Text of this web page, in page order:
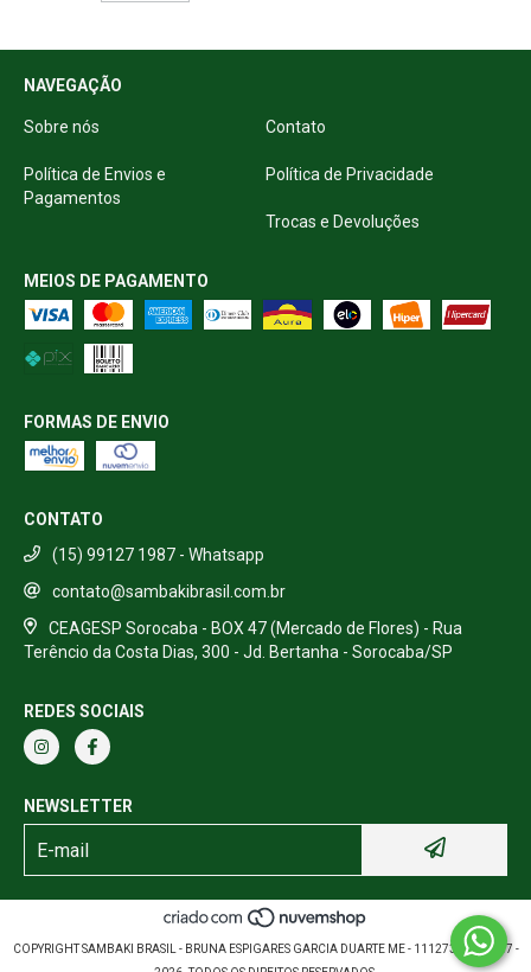
NAVEGAÇÃO
Sobre nós Contato
Política de Envios e
Pagamentos
Política de Privacidade
Trocas e Devoluções
MEIOS DE PAGAMENTO
FORMAS DE ENVIO
CONTATO
(15) 99127 1987 - Whatsapp
contato@sambakibrasil.com.br
CEAGESP Sorocaba - BOX 47 (Mercado de Flores) - Rua
Terêncio da Costa Dias, 300 - Jd. Bertanha - Sorocaba/SP
REDES SOCIAIS
NEWSLETTER
COPYRIGHT SAMBAKI BRASIL - BRUNA ESPIGARES GARCIA DUARTE ME - 11127389000157 -